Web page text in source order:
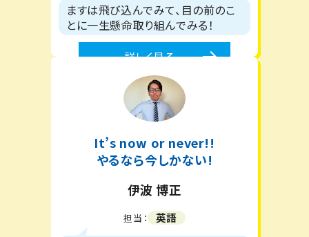
ますは飛び込んでみて、目の前のこ
とに一生懸命取り組んでみる！
詳しく見る
It’s now or never!!
やるなら今しかない!
伊波 博正
担当： 英語